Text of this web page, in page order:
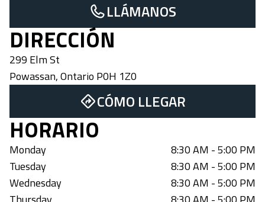
LLÁMANOS
DIRECCIÓN
299 Elm St
Powassan,Ontario P0H 1Z0
CÓMO LLEGAR
HORARIO
Monday
8:30 AM - 5:00 PM
Tuesday
8:30 AM - 5:00 PM
Wednesday
8:30 AM - 5:00 PM